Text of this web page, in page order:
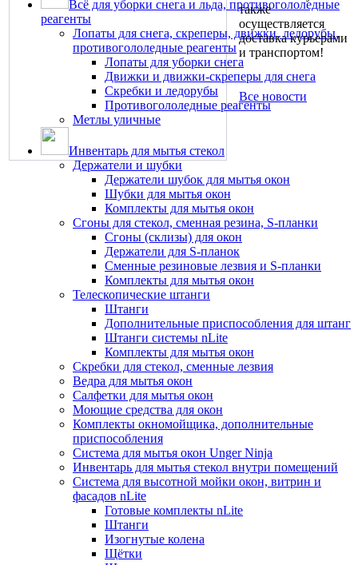
Всё для уборки снега и льда, противогололедные
реагенты
Лопаты для снега, скреперы, движки, ледорубы,
противогололедные реагенты
Лопаты для уборки снега
Движки и движки-скреперы для снега
Скребки и ледорубы
Противогололедные реагенты
Метлы уличные
Инвентарь для мытья стекол
Держатели и шубки
Держатели шубок для мытья окон
Шубки для мытья окон
Комплекты для мытья окон
Сгоны для стекол, сменная резина, S-планки
Сгоны (склизы) для окон
Держатели для S-планок
Сменные резиновые лезвия и S-планки
Комплекты для мытья окон
Телескопические штанги
Штанги
Дополнительные приспособления для штанг
Штанги системы nLite
Комплекты для мытья окон
Скребки для стекол, сменные лезвия
Ведра для мытья окон
Салфетки для мытья окон
Моющие средства для окон
Комплекты окномойщика, дополнительные
приспособления
Система для мытья окон Unger Ninja
Инвентарь для мытья стекол внутри помещений
Система для высотной мойки окон, витрин и
фасадов nLite
Готовые комплекты nLite
Штанги
Изогнутые колена
Щётки
также
осуществляется
доставка курьерами
и транспортом!
Все новости